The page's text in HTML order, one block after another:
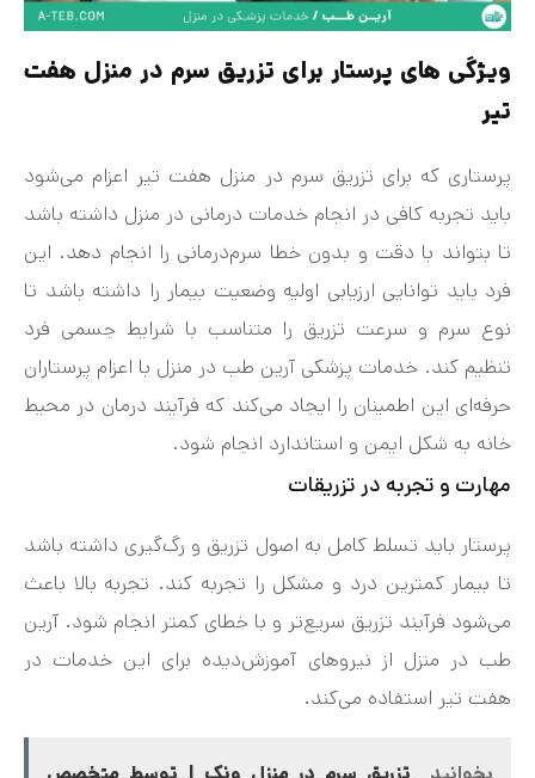
ویژگی های پرستار برای تزریق سرم در منزل هفت
تیر
پرستاری که برای تزریق سرم در منزل هفت‌ تیر اعزام می‌شود
باید تجربه کافی در انجام خدمات درمانی در منزل داشته باشد
تا بتواند با دقت و بدون خطا سرم‌درمانی را انجام دهد. این
فرد باید توانایی ارزیابی اولیه وضعیت بیمار را داشته باشد تا
نوع سرم و سرعت تزریق را متناسب با شرایط جسمی فرد
تنظیم کند. خدمات پزشکی آرین طب در منزل با اعزام پرستاران
حرفه‌ای این اطمینان را ایجاد می‌کند که فرآیند درمان در محیط
خانه به شکل ایمن و استاندارد انجام شود.
مهارت و تجربه در تزریقات
پرستار باید تسلط کامل به اصول تزریق و رگ‌گیری داشته باشد
تا بیمار کمترین درد و مشکل را تجربه کند. تجربه بالا باعث
می‌شود فرآیند تزریق سریع‌تر و با خطای کمتر انجام شود. آرین
طب در منزل از نیروهای آموزش‌دیده برای این خدمات در
هفت‌ تیر استفاده می‌کند.